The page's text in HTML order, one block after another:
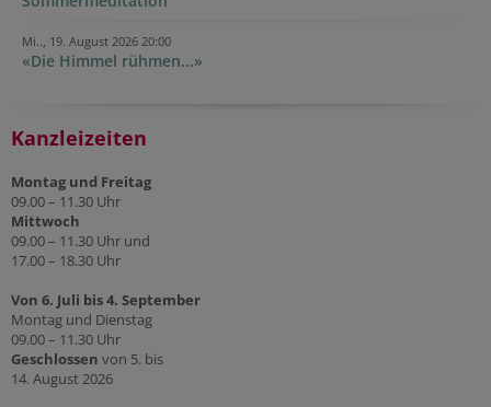
Mi.., 19. August 2026 20:00
«Die Himmel rühmen...»
Kanzleizeiten
Montag und Freitag
09.00 – 11.30 Uhr
Mittwoch
09.00 – 11.30 Uhr und
17.00 – 18.30 Uhr
Von 6. Juli bis 4. September
Montag und Dienstag
09.00 – 11.30 Uhr
Geschlossen von 5. bis
14. August 2026